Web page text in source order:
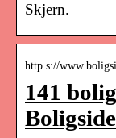
Skjern.
http s://
141